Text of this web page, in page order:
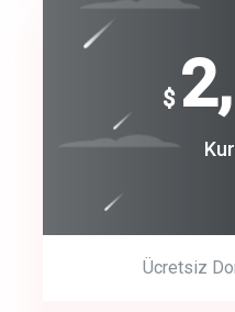
track
Get
$
Ücretsiz